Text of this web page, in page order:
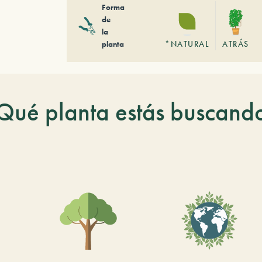
Forma
de
la
planta
*NATURAL ATRÁS
planta estás